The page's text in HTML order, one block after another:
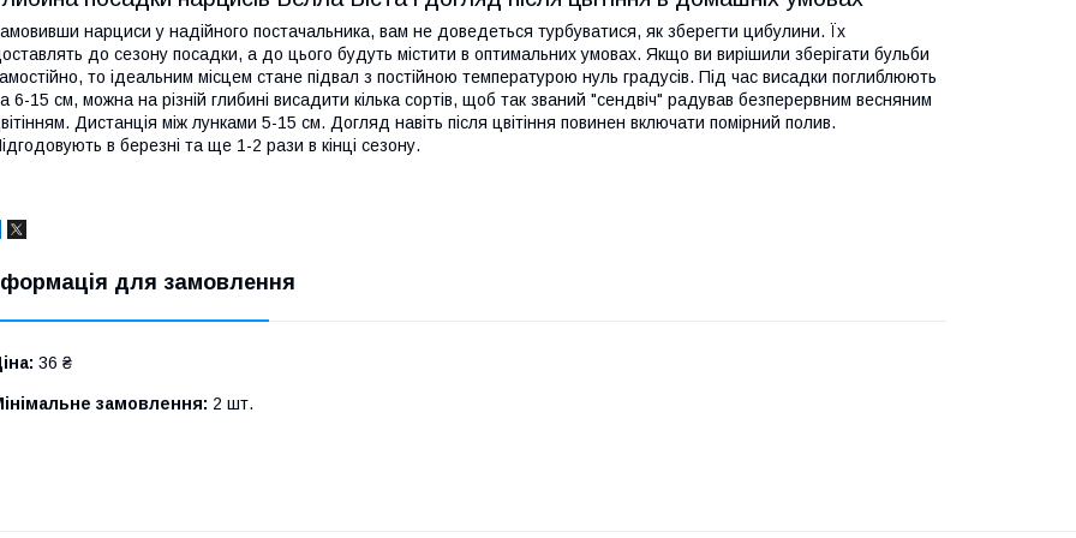
нарциси у надійного постачальника, вам не доведеться турбуватися, як зберегти цибулини. Їх
до сезону посадки, а до цього будуть містити в оптимальних умовах. Якщо ви вирішили зберігати бульби
то ідеальним місцем стане підвал з постійною температурою нуль градусів. Під час висадки поглиблюють
6-15 см, можна на різній глибині висадити кілька сортів, щоб так званий "сендвіч" радував безперервним весняним
Дистанція між лунками 5-15 см. Догляд навіть після цвітіння повинен включати помірний полив.
в березні та ще 1-2 рази в кінці сезону.
для замовлення
36 ₴
замовлення: 2 шт.